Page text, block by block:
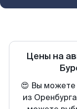
Цены на
😍 Вы можете
из